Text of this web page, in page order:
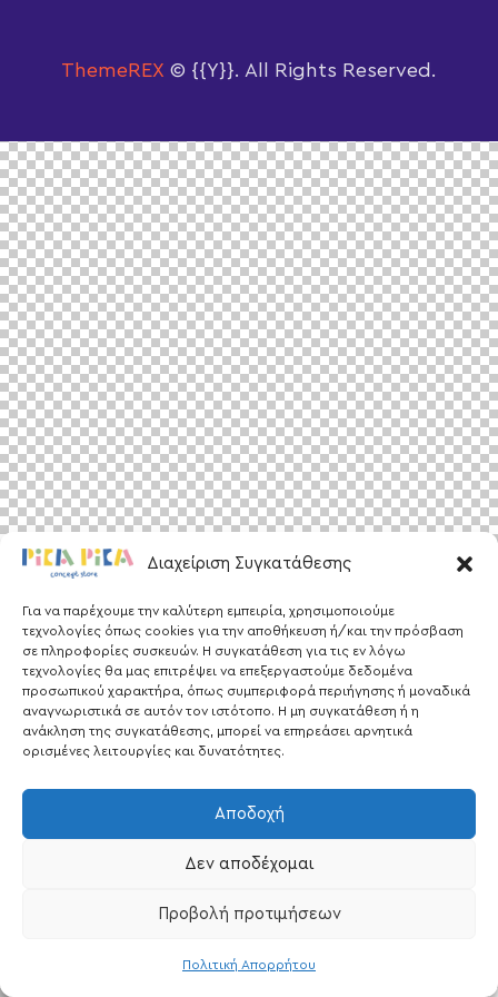
Διαχείριση Συγκατάθεσης
Για να παρέχουμε την καλύτερη εμπειρία, χρησιμοποιούμε
τεχνολογίες όπως cookies για την αποθήκευση ή/και την πρόσβαση
σε πληροφορίες συσκευών. Η συγκατάθεση για τις εν λόγω
τεχνολογίες θα μας επιτρέψει να επεξεργαστούμε δεδομένα
προσωπικού χαρακτήρα, όπως συμπεριφορά περιήγησης ή μοναδικά
αναγνωριστικά σε αυτόν τον ιστότοπο. Η μη συγκατάθεση ή η
ανάκληση της συγκατάθεσης, μπορεί να επηρεάσει αρνητικά
ορισμένες λειτουργίες και δυνατότητες.
Αποδοχή
Δεν αποδέχομαι
Προβολή προτιμήσεων
Πολιτική Απορρήτου
ThemeREX © {{Y}}. All Rights Reserved.